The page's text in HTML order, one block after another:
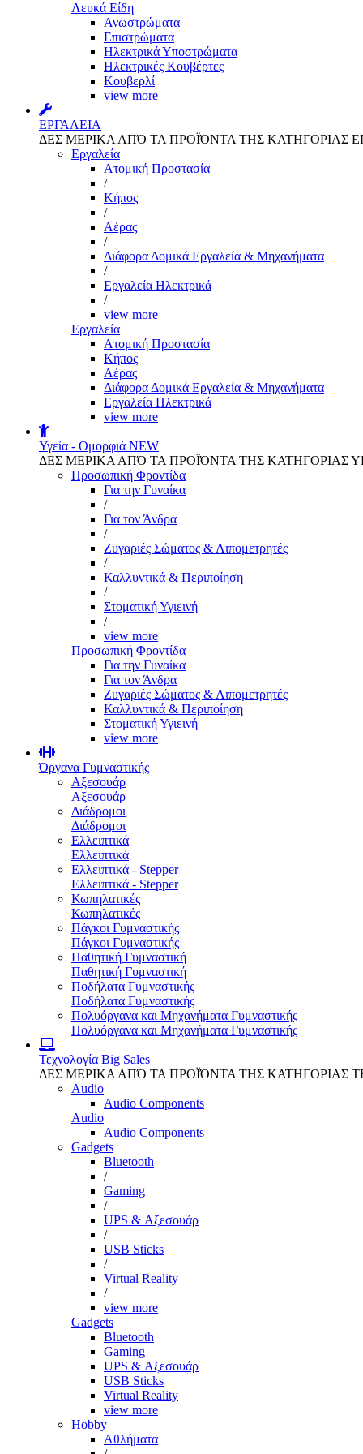
Λευκά Είδη
Ανωστρώματα
Επιστρώματα
Ηλεκτρικά Υποστρώματα
Ηλεκτρικές Κουβέρτες
Κουβερλί
view more
ΕΡΓΑΛΕΙΑ
ΔΕΣ ΜΕΡΙΚΑ ΑΠΌ ΤΑ ΠΡΟΪΌΝΤΑ ΤΗΣ ΚΑΤΗΓΟΡΙΑΣ
Εργαλεία
Aτομική Προστασία
/
Kήπος
/
Αέρας
/
Διάφορα Δομικά Εργαλεία & Μηχανήματα
/
Εργαλεία Ηλεκτρικά
/
view more
Εργαλεία
Aτομική Προστασία
Kήπος
Αέρας
Διάφορα Δομικά Εργαλεία & Μηχανήματα
Εργαλεία Ηλεκτρικά
view more
Υγεία - Ομορφιά NEW
ΔΕΣ ΜΕΡΙΚΑ ΑΠΌ ΤΑ ΠΡΟΪΌΝΤΑ ΤΗΣ ΚΑΤΗΓΟΡΙΑΣ
Προσωπική Φροντίδα
Για την Γυναίκα
/
Για τον Άνδρα
/
Ζυγαριές Σώματος & Λιπομετρητές
/
Καλλυντικά & Περιποίηση
/
Στοματική Υγιεινή
/
view more
Προσωπική Φροντίδα
Για την Γυναίκα
Για τον Άνδρα
Ζυγαριές Σώματος & Λιπομετρητές
Καλλυντικά & Περιποίηση
Στοματική Υγιεινή
view more
Όργανα Γυμναστικής
Αξεσουάρ
Αξεσουάρ
Διάδρομοι
Διάδρομοι
Ελλειπτικά
Ελλειπτικά
Ελλειπτικά - Stepper
Ελλειπτικά - Stepper
Κωπηλατικές
Κωπηλατικές
Πάγκοι Γυμναστικής
Πάγκοι Γυμναστικής
Παθητική Γυμναστική
Παθητική Γυμναστική
Ποδήλατα Γυμναστικής
Ποδήλατα Γυμναστικής
Πολυόργανα και Μηχανήματα Γυμναστικής
Πολυόργανα και Μηχανήματα Γυμναστικής
Τεχνολογία Big Sales
ΔΕΣ ΜΕΡΙΚΑ ΑΠΌ ΤΑ ΠΡΟΪΌΝΤΑ ΤΗΣ ΚΑΤΗΓΟΡΙΑΣ
Audio
Audio Components
Audio
Audio Components
Gadgets
Bluetooth
/
Gaming
/
UPS & Αξεσουάρ
/
USB Sticks
/
Virtual Reality
/
view more
Gadgets
Bluetooth
Gaming
UPS & Αξεσουάρ
USB Sticks
Virtual Reality
view more
Hobby
Αθλήματα